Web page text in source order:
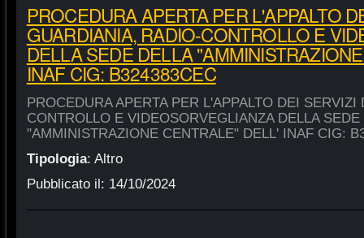
PROCEDURA APERTA PER L'APPALTO
GUARDIANIA, RADIO-CONTROLLO E
DELLA SEDE DELLA
INAF CIG: B324383CEC
PROCEDURA APERTA PER L'APPALTO DEI
CONTROLLO E VIDEOSORVEGLIANZA DELLA SEDE
"AMMINISTRAZIONE CENTRALE" DELL' INAF CIG:
Tipologia: Altro
Pubblicato il: 14/10/2024